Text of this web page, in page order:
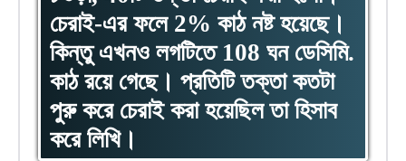
চেরাই-এর ফলে 2% কাঠ নষ্ট হয়েছে।
কিন্তু এখনও লগটিতে 108 ঘন ডেসিমি.
কাঠ রয়ে গেছে। প্রতিটি তক্তা কতটা
পুরু করে চেরাই করা হয়েছিল তা হিসাব
করে লিখি।